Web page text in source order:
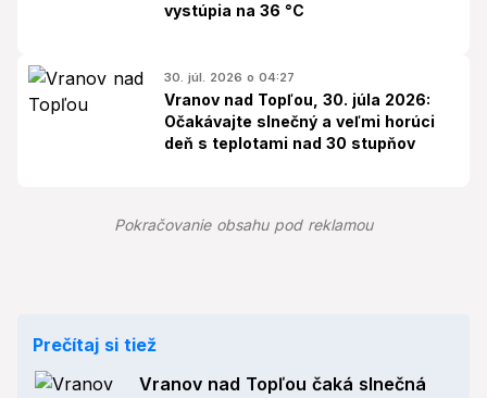
vystúpia na 36 °C
30. júl. 2026 o 04:27
Vranov nad Topľou, 30. júla 2026:
Očakávajte slnečný a veľmi horúci
deň s teplotami nad 30 stupňov
Pokračovanie obsahu pod reklamou
Prečítaj si tiež
Vranov nad Topľou čaká slnečná